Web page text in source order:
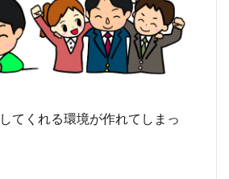
てくれる環境が作れてしまっ